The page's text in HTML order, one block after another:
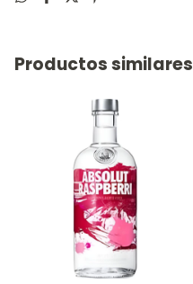
Productos similares